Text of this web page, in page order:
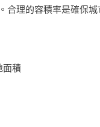
合理的容積率是確保城
面積